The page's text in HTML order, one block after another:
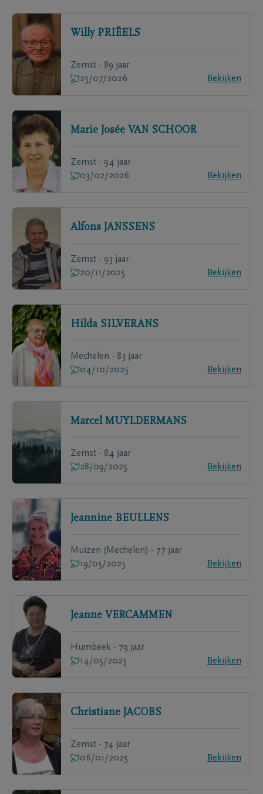
Willy PRIËELS
Zemst - 89 jaar
25/07/2026
Bekijken
Marie Josée VAN SCHOOR
Zemst - 94 jaar
03/02/2026
Bekijken
Alfons JANSSENS
Zemst - 93 jaar
20/11/2025
Bekijken
Hilda SILVERANS
Mechelen - 83 jaar
04/10/2025
Bekijken
Marcel MUYLDERMANS
Zemst - 84 jaar
28/09/2025
Bekijken
Jeannine BEULLENS
Muizen (Mechelen) - 77 jaar
19/05/2025
Bekijken
Jeanne VERCAMMEN
Humbeek - 79 jaar
14/05/2025
Bekijken
Christiane JACOBS
Zemst - 74 jaar
06/01/2025
Bekijken